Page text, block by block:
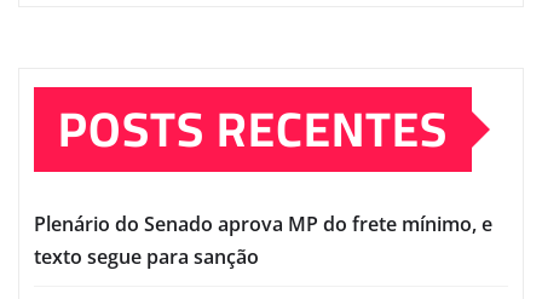
POSTS RECENTES
Plenário do Senado aprova MP do frete mínimo, e
texto segue para sanção